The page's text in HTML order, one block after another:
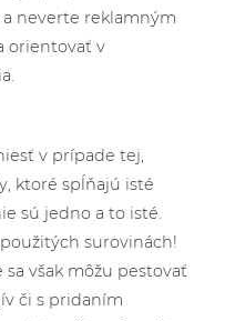
neverte reklamným
orientovať v
v prípade tej,
ktoré spĺňajú isté
sú jedno a to isté.
surovinách!
však môžu pestovať
či s pridaním